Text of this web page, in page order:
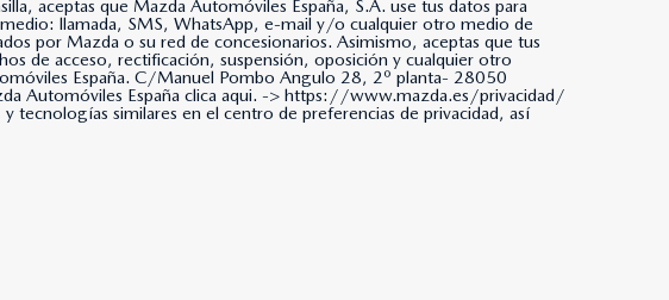
llamada, SMS, WhatsApp, e-mail y/o cualquier otro medio de
por Mazda o su red de concesionarios. Asimismo, aceptas que tus
de acceso, rectificación, suspensión, oposición y cualquier otro
España. C/Manuel Pombo Angulo 28, 2º planta- 28050
Automóviles España clica aqui. -> https://www.mazda.es/privacidad/
similares en el centro de preferencias de privacidad, así